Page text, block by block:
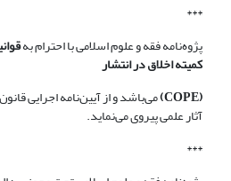
***
پژوه‌نامه فقه و علوم اسلامی با احترام به
کمیته اخلاق در انتشار
(COPE)
می‌باشد و از آیین‌نامه اجرایی
آثار علمی پیروی می‌نماید.
***